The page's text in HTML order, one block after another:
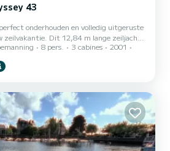
43
onderhouden en volledig uitgeruste
m lange zeiljacht
familie- of vriendenvakantie: - 3
- Ruime en gezellige salon -
bijboot met motor - Automatische
2025), zeewaardig, pres...
8 pers. 3 cabines
2001